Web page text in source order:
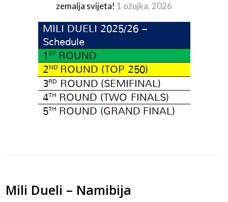
zemalja svijeta! 1 ožujka, 2026
Mili Dueli – Namibija